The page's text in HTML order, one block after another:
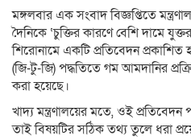
মঙ্গলবার এক সংবাদ বিজ্ঞপ্তিতে
দৈনিকে ‘চুক্তির কারণে বেশি দামে
শিরোনামে একটি প্রতিবেদন
(জি-টু-জি) পদ্ধতিতে গম আমদানির
করা হয়েছে।
খাদ্য মন্ত্রণালয়ের মতে, ওই
তাই বিষয়টির সঠিক তথ্য তুলে ধরা